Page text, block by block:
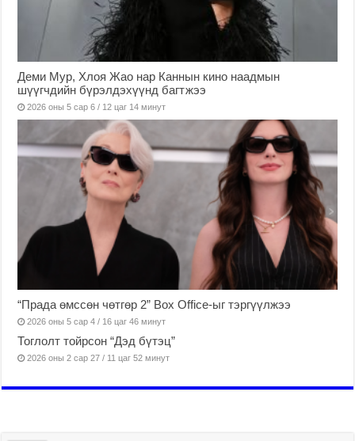
Деми Мур, Хлоя Жао нар Каннын кино наадмын
шүүгчдийн бүрэлдэхүүнд багтжээ
2026 оны 5 сар 6 / 12 цаг 14 минут
“Прада өмссөн чөтгөр 2” Box Office-ыг тэргүүлжээ
2026 оны 5 сар 4 / 16 цаг 46 минут
Тоглолт тойрсон “Дэд бүтэц”
2026 оны 2 сар 27 / 11 цаг 52 минут